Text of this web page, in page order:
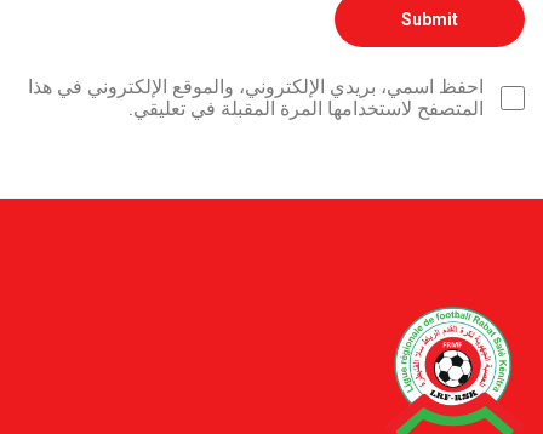
احفظ اسمي، بريدي الإلكتروني، والموقع الإلكتروني في هذا
المتصفح لاستخدامها المرة المقبلة في تعليقي.